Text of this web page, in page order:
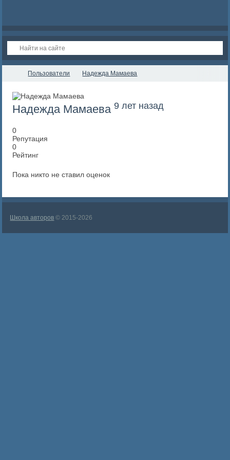
Пользователи Надежда Мамаева
Надежда Мамаева 9 лет назад
0
Репутация
0
Рейтинг
Пока никто не ставил оценок
Школа авторов © 2015-2026